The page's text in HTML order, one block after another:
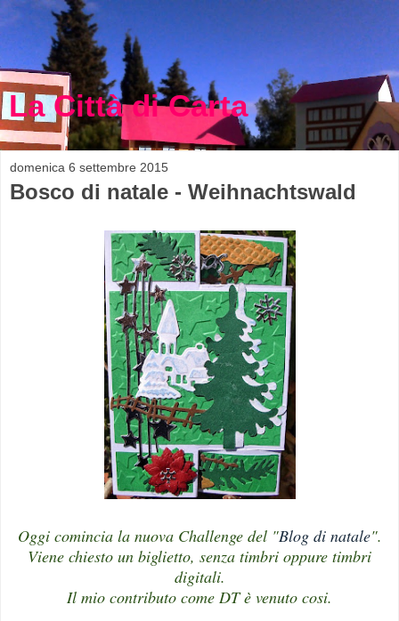
La Città di Carta
domenica 6 settembre 2015
Bosco di natale - Weihnachtswald
Oggi comincia la nuova Challenge del "Blog di natale".
Viene chiesto un biglietto, senza timbri oppure timbri
digitali.
Il mio contributo come DT è venuto cosi.